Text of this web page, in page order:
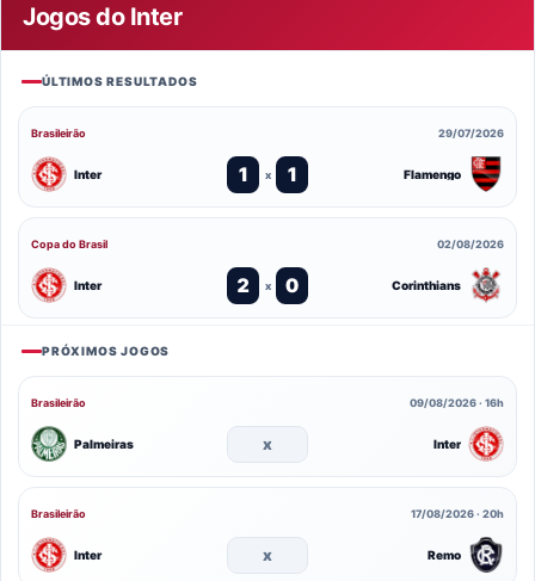
Jogos do Inter
ÚLTIMOS RESULTADOS
Brasileirão 29/07/2026
Inter 1 x 1 Flamengo
Copa do Brasil 02/08/2026
Inter 2 x 0 Corinthians
PRÓXIMOS JOGOS
Brasileirão 09/08/2026 · 16h
Palmeiras x Inter
Brasileirão 17/08/2026 · 20h
Inter x Remo